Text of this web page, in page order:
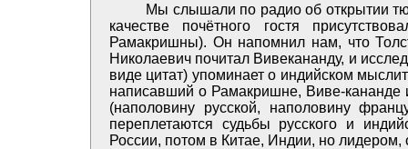
Мы слышали по радио об открытии
качестве почётного гостя
Рамакришны). Он напомнил нам, что
Николаевич почитал Вивекананду, и
виде цитат) упоминает о индийском
написавший о Рамакришне, Виве-кананде
(наполовину русской, наполовину
переплетаются судьбы русского и
России, потом в Китае, Индии, но лидером,